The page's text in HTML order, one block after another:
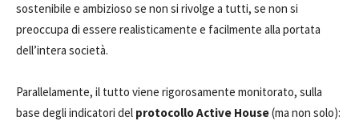
sostenibile e ambizioso se non si rivolge a tutti, se non si
preoccupa di essere realisticamente e facilmente alla portata
dell’intera società.
Parallelamente, il tutto viene rigorosamente monitorato, sulla
base degli indicatori del protocollo Active House(ma non solo):